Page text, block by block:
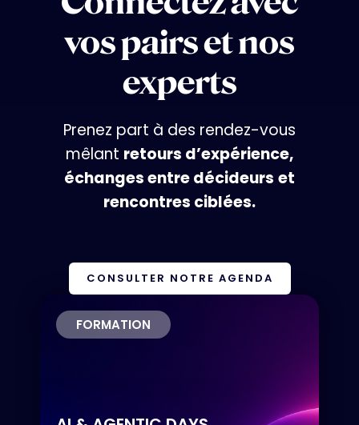
vos pairs et nos
experts
Prenez part à des rendez-vous
mêlant retours d’expérience,
échanges entre décideurs et
rencontres ciblées.
CONSULTER NOTRE AGENDA
FORMATION